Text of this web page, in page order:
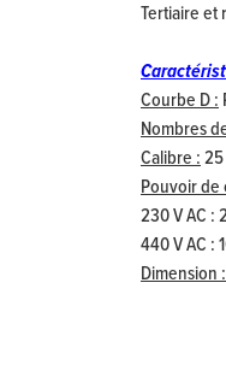
Tertiaire et
Courbe D :
Nombres
Calibre :
Pouvoir de
230 V AC :
440 V AC :
Dimension :